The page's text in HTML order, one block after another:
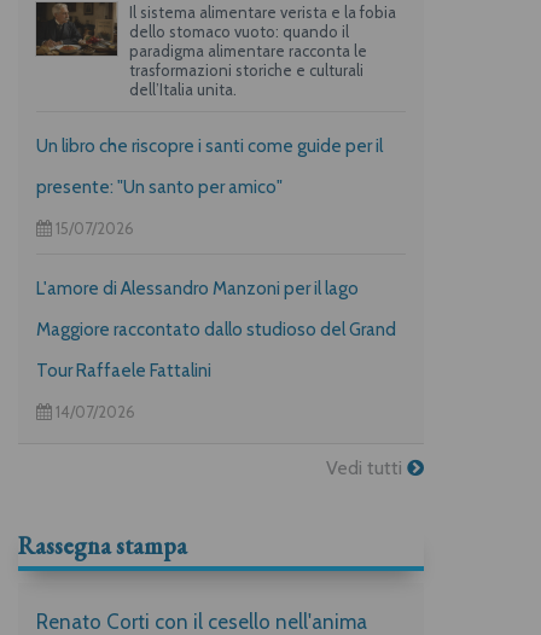
Il sistema alimentare verista e la fobia
dello stomaco vuoto: quando il
paradigma alimentare racconta le
trasformazioni storiche e culturali
dell’Italia unita.
Un libro che riscopre i santi come guide per il
presente: "Un santo per amico"
15/07/2026
L'amore di Alessandro Manzoni per il lago
Maggiore raccontato dallo studioso del Grand
Tour Raffaele Fattalini
14/07/2026
Vedi tutti
Rassegna stampa
Renato Corti con il cesello nell'anima